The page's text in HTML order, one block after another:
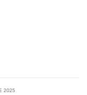
2025